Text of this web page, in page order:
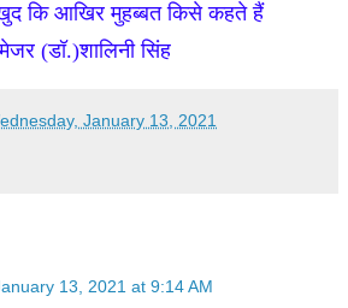
कि आखिर मुहब्बत किसे कहते हैं
(डॉ.)शालिनी सिंह
January 13, 2021
13, 2021 at 9:14 AM